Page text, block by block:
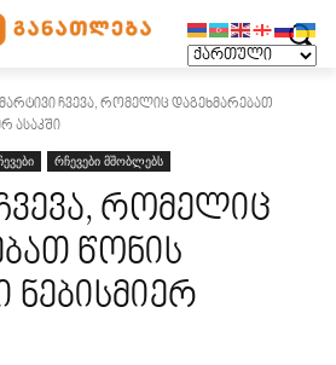
ჩვევა, რომელიც დაგეხმარებათ
ასაკში
რჩევები მშობლებს
რომელიც
წონის
ნებისმიერ